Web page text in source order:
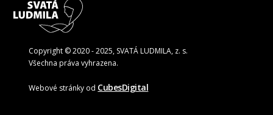
Copyright © 2020 - 2025, SVATÁ LUDMILA, z. s.
Všechna práva vyhrazena.
Webové stránky od CubesDigital